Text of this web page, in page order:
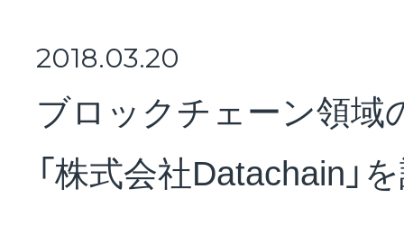
NEWS
2018.03.20
ブロックチェーン領域
「株式会社Datachain」